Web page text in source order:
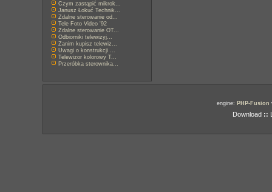
Czym zastąpić mikrok...
Janusz Łokuć Technik...
Zdalne sterowanie od...
Tele Foto Video '92
Zdalne sterowanie OT...
Odbiorniki telewizyj...
Zanim kupisz telewiz...
Uwagi o konstrukcji ...
Telewizor kolorowy T...
Przeróbka sterownika...
engine: PHP-Fusion
Download ::